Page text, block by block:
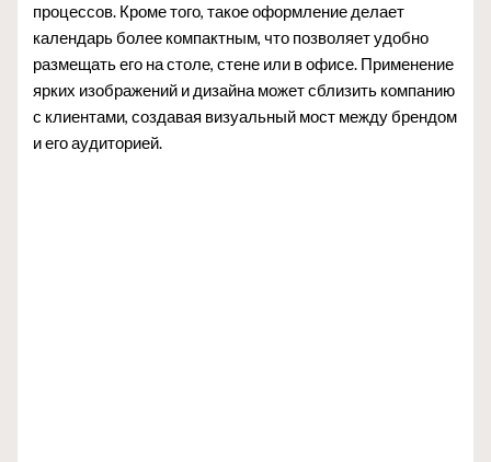
процессов. Кроме того, такое оформление делает
календарь более компактным, что позволяет удобно
размещать его на столе, стене или в офисе. Применение
ярких изображений и дизайна может сблизить компанию
с клиентами, создавая визуальный мост между брендом
и его аудиторией.